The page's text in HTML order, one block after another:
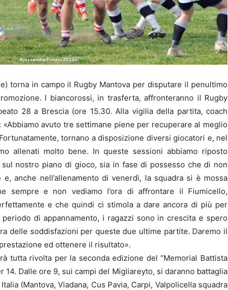
torna in campo il Rugby Mantova per disputare il penultimo
I biancorossi, in trasferta, affronteranno il Rugby
28 a Brescia (ore 15.30. Alla vigilia della partita, coach
«Abbiamo avuto tre settimane piene per recuperare al meglio
tornano a disposizione diversi giocatori e, nel
allenati molto bene. In queste sessioni abbiamo riposto
sul nostro piano di gioco, sia in fase di possesso che di non
anche nell’allenamento di venerdì, la squadra si è mossa
sempre e non vediamo l’ora di affrontare il Fiumicello,
e che quindi ci stimola a dare ancora di più per
di appannamento, i ragazzi sono in crescita e spero
delle soddisfazioni per queste due ultime partite. Daremo il
ed ottenere il risultato».
tutta rivolta per la seconda edizione del “Memorial Battista
14. Dalle ore 9, sui campi del Migliareyto, si daranno battaglia
(Mantova, Viadana, Cus Pavia, Carpi, Valpolicella squadra